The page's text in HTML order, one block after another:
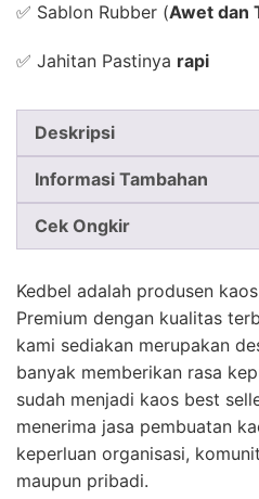
✅ Sablon Rubber (Awet dan
✅ Jahitan Pastinya rapi
Deskripsi
Informasi Tambahan
Cek Ongkir
Kedbel adalah produsen
Premium dengan kualitas
kami sediakan merupakan
banyak memberikan rasa
sudah menjadi kaos best
menerima jasa pembuatan
keperluan organisasi,
maupun pribadi.